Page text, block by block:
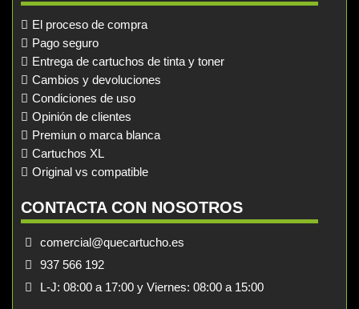
El proceso de compra
Pago seguro
Entrega de cartuchos de tinta y toner
Cambios y devoluciones
Condiciones de uso
Opinión de clientes
Premiun o marca blanca
Cartuchos XL
Original vs compatible
CONTACTA CON NOSOTROS
comercial@quecartucho.es
937 566 192
L-J: 08:00 a 17:00 y Viernes: 08:00 a 15:00